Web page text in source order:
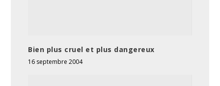
Bien plus cruel et plus dangereux
16 septembre 2004